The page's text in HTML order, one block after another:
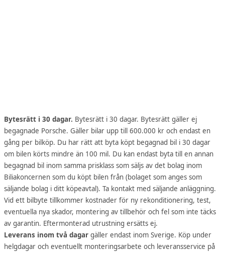
Bytesrätt i 30 dagar. Bytesrätt i 30 dagar. Bytesrätt gäller ej
begagnade Porsche. Gäller bilar upp till 600.000 kr och endast en
gång per bilköp. Du har rätt att byta köpt begagnad bil i 30 dagar
om bilen körts mindre än 100 mil. Du kan endast byta till en annan
begagnad bil inom samma prisklass som säljs av det bolag inom
Biliakoncernen som du köpt bilen från (bolaget som anges som
säljande bolag i ditt köpeavtal). Ta kontakt med säljande anläggning.
Vid ett bilbyte tillkommer kostnader för ny rekonditionering, test,
eventuella nya skador, montering av tillbehör och fel som inte täcks
av garantin. Eftermonterad utrustning ersätts ej.
Leverans inom två dagar gäller endast inom Sverige. Köp under
helgdagar och eventuellt monteringsarbete och leveransservice på